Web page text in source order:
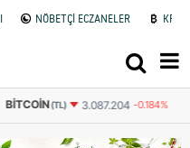
NÖBETÇİ ECZANELER
BITCOIN(TL) 3.087.204 -0.184%